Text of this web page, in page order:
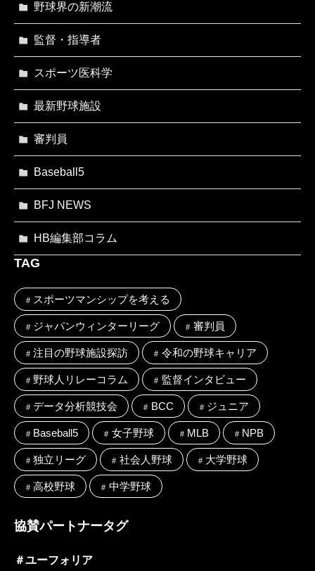
野球界の新潮流
監督・指導者
スポーツ医科学
最新野球施設
審判員
Baseball5
BFJ NEWS
HB編集部コラム
TAG
スポーツマンシップを考える
ジャパンウィンターリーグ 審判員
注目の野球施設探訪 令和の野球キャリア
野球人リレーコラム 監督インタビュー
データ分析競技会 BCC ジュニア
Baseball5 女子野球 MLB NPB
独立リーグ 社会人野球 大学野球
高校野球 中学野球
協賛パートナータグ
＃ユーフォリア